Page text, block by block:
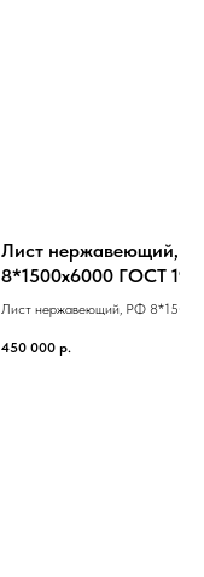
Лист нержавеющий,
8*1500х6000 ГОСТ
Cталь12Х18Н10Т
Лист нержавеющий, РФ
450 000 р.